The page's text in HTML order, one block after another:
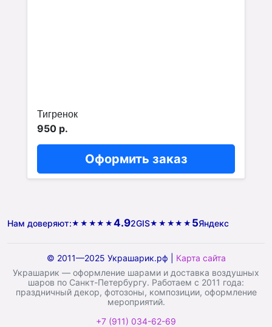
Тигренок
950 р.
Оформить заказ
Нам доверяют:★★★★★ 4.92GIS★★★★★ 5Яндекс
© 2011—2025 Украшарик.рф | Карта сайта
Украшарик — оформление шарами и доставка воздушных
шаров по Санкт-Петербургу. Работаем с 2011 года:
праздничный декор, фотозоны, композиции, оформление
мероприятий.
+7 (911) 034-62-69